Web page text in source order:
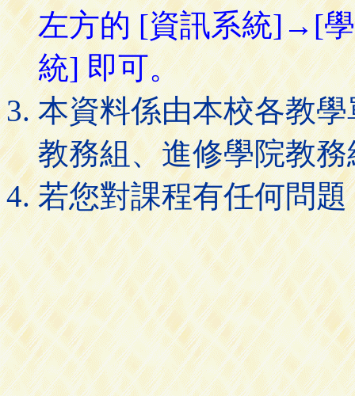
左方的 [資訊系統]→[
統] 即可。
本資料係由本校各教
教務組、進修學院教
若您對課程有任何問